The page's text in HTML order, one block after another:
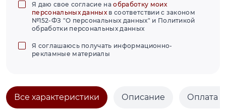
Я даю свое согласие наобработку моих
персональных данныхв соответствии с законом
№152-ФЗ "О персональных данных" и Политикой
обработки персональных данных
Я соглашаюсь получать информационно-
рекламные материалы
Все характеристики Описание Оплата